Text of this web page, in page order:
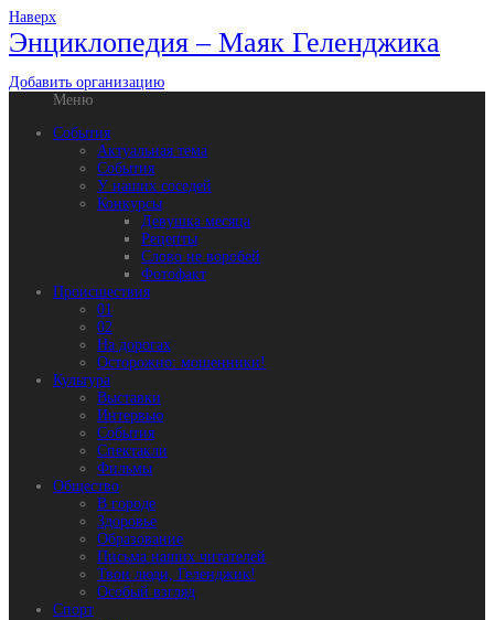
Наверх
Энциклопедия – Маяк Геленджика
Добавить организацию
Меню
События
Актуальная тема
События
У наших соседей
Конкурсы
Девушка месяца
Рецепты
Слово не воробей
Фотофакт
Происшествия
01
02
На дорогах
Осторожно: мошенники!
Культура
Выставки
Интервью
События
Спектакли
Фильмы
Общество
В городе
Здоровье
Образование
Письма наших читателей
Твои люди, Геленджик!
Особый взгляд
Спорт